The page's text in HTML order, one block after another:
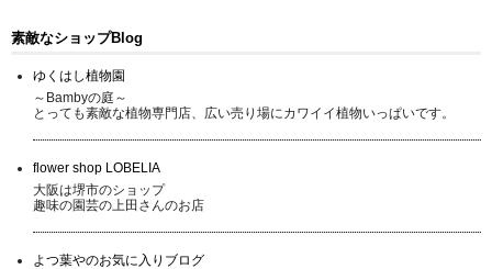
素敵なショップBlog
ゆくはし植物園
～Bambyの庭～
とっても素敵な植物専門店、広い売り場にカワイイ植物いっぱいです。
flower shop LOBELIA
大阪は堺市のショップ
趣味の園芸の上田さんのお店
よつ葉やのお気に入りブログ